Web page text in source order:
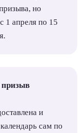
но
1 апреля по 15
и
сам по